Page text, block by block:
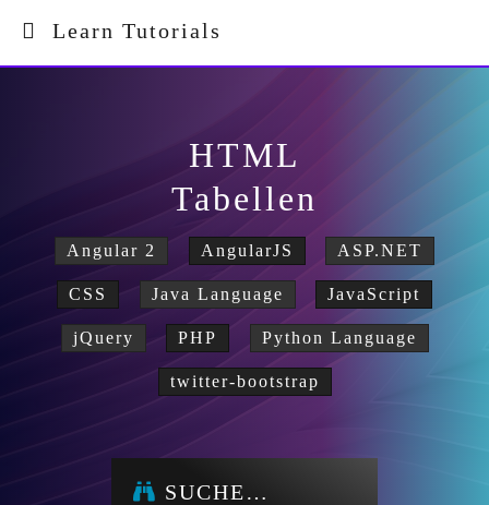
Learn Tutorials
HTML
Tabellen
Angular 2 AngularJS ASP.NET
CSS Java Language JavaScript
jQuery PHP Python Language
twitter-bootstrap
SUCHE…